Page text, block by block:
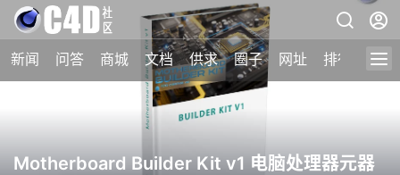
新闻 问答 商城 文档 供求 圈子 网址 排行榜
Motherboard Builder Kit v1 电脑处理器元器